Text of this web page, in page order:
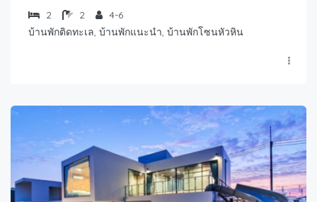
2 2
4-6
บ้านพักติดทะเล, บ้านพักแนะนำ, บ้านพักโซนหัวหิน